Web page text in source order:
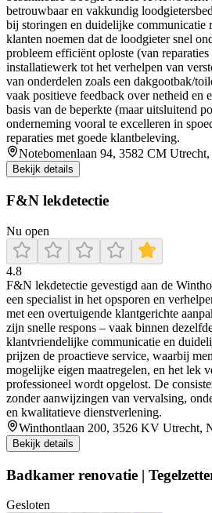
betrouwbaar en vakkundig
bij storingen en duidelijke communicatie
klanten noemen dat de loodgieter snel
probleem efficiënt oploste (van
installatiewerk tot het verhelpen van
van onderdelen zoals een dakgootbak/
vaak positieve feedback over netheid en
basis van de beperkte (maar uitsluitend
onderneming vooral te excelleren in
reparaties met goede klantbeleving.
Notebomenlaan 94, 3582 CM Utrecht,
Bekijk details
F&N lekdetectie
Nu open
4.8
F&N lekdetectie gevestigd aan de
een specialist in het opsporen en
met een overtuigende klantgerichte
zijn snelle respons – vaak binnen
klantvriendelijke communicatie en
prijzen de proactieve service, waarbij
mogelijke eigen maatregelen, en het lek
professioneel wordt opgelost. De
zonder aanwijzingen van vervalsing,
en kwalitatieve dienstverlening.
Winthontlaan 200, 3526 KV Utrecht,
Bekijk details
Badkamer renovatie |
Gesloten